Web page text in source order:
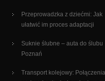
Przeprowadzka z dziećmi: Jak
ułatwić im proces adaptacji
Suknie ślubne – auta do ślubu
Poznań
Transport kolejowy: Połączenia